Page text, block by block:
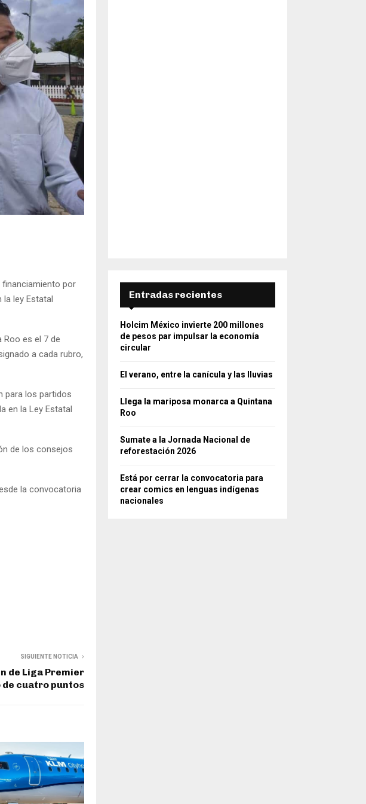
financiamiento por
ley Estatal
Roo es el 7 de
a cada rubro,
para los partidos
en la Ley Estatal
de los consejos
la convocatoria
SIGUIENTE NOTICIA
de Liga Premier
cuatro puntos
Entradas recientes
Holcim México invierte 200 millones
de pesos par impulsar la economía
circular
El verano, entre la canícula y las lluvias
Llega la mariposa monarca a Quintana
Roo
Sumate a la Jornada Nacional de
reforestación 2026
Está por cerrar la convocatoria para
crear comics en lenguas indígenas
nacionales